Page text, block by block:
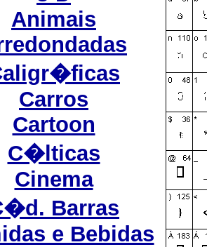
Animais
Carros
Cartoon
C�lticas
Cinema
Barras
e Bebidas